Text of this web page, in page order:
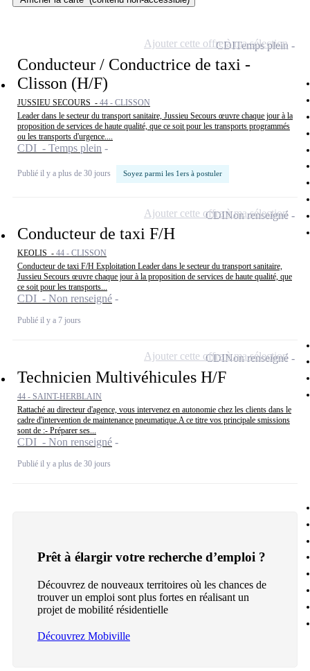
Conducteur / Conductrice de taxi -
Clisson (H/F)
JUSSIEU SECOURS - 44 - CLISSON
Leader dans le secteur du transport sanitaire, Jussieu Secours œuvre chaque jour à la
proposition de services de haute qualité, que ce soit pour les transports programmés
ou les transports d'urgence....
CDI - Temps plein
Publié il y a plus de 30 jours Soyez parmi les 1ers à postuler
CDITemps plein
Ajouter cette offre à ma sélection
Conducteur de taxi F/H
KEOLIS - 44 - CLISSON
Conducteur de taxi F/H Exploitation Leader dans le secteur du transport sanitaire,
Jussieu Secours œuvre chaque jour à la proposition de services de haute qualité, que
ce soit pour les transports...
CDI - Non renseigné
Publié il y a 7 jours
CDINon renseigné
Ajouter cette offre à ma sélection
Technicien Multivéhicules H/F
44 - SAINT-HERBLAIN
Rattaché au directeur d'agence, vous intervenez en autonomie chez les clients dans le
cadre d'intervention de maintenance pneumatique.A ce titre vos principale smissions
sont de :- Préparer ses...
CDI - Non renseigné
Publié il y a plus de 30 jours
CDINon renseigné
Ajouter cette offre à ma sélection
Prêt à élargir votre recherche d’emploi ?
Découvrez de nouveaux territoires où les chances de
trouver un emploi sont plus fortes en réalisant un
projet de mobilité résidentielle
Découvrez Mobiville